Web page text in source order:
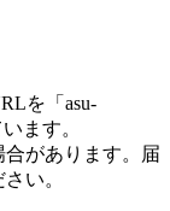
を「asu-
ます。
があります。届
い。